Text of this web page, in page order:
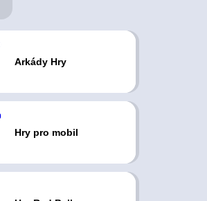
Arkády Hry
Hry pro mobil